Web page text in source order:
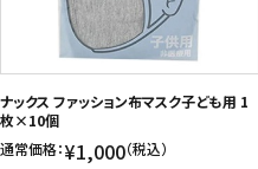
酒類
日用品
ギフト
ナックス ファッション布マスク子ども用 1
枚×10個
通常価格：¥1,000（税込）